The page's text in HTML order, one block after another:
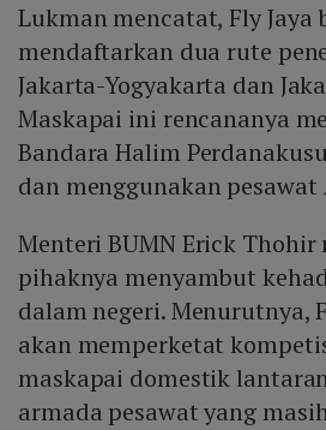
Lukman mencatat, Fly Jaya
mendaftarkan dua rute
Jakarta-Yogyakarta dan
Maskapai ini rencananya
Bandara Halim
dan menggunakan pesawat
Menteri BUMN Erick Thohir
pihaknya menyambut
dalam negeri. Menurutnya,
akan memperketat
maskapai domestik
armada pesawat yang